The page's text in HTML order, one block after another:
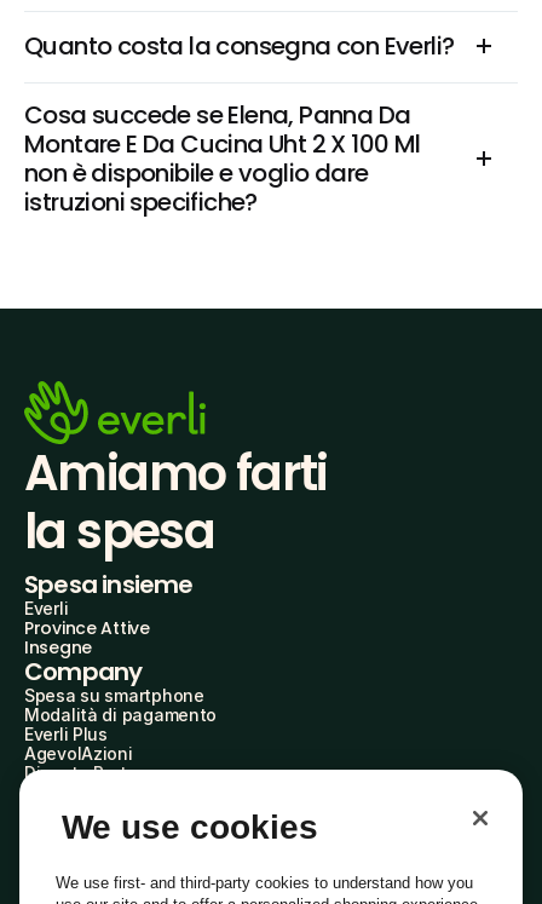
Quanto costa la consegna con Everli?
Cosa succede se Elena, Panna Da
Montare E Da Cucina Uht 2 X 100 Ml
non è disponibile e voglio dare
istruzioni specifiche?
Amiamo farti
la spesa
Spesa insieme
Everli
Province Attive
Insegne
Company
Spesa su smartphone
Modalità di pagamento
Everli Plus
AgevolAzioni
Diventa Partner
Everli Shoppers
About Us
Everli News
Domande frequenti
We use cookies
We use first- and third-party cookies to understand how you